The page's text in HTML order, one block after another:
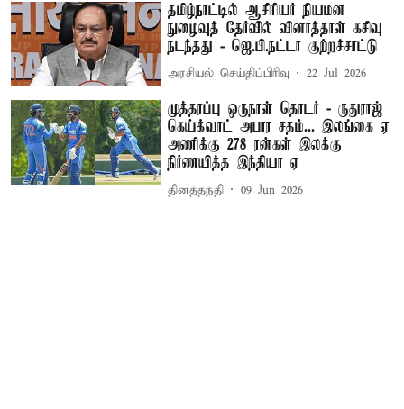
தமிழ்நாட்டில் ஆசிரியர் நியமன
நுழைவுத் தேர்வில் வினாத்தாள் கசிவு
நடந்தது - ஜெ.பி.நட்டா குற்றச்சாட்டு
அரசியல் செய்திப்பிரிவு 22 Jul 2026
முத்தரப்பு ஒருநாள் தொடர் - ருதுராஜ்
கெய்க்வாட் அபார சதம்... இலங்கை ஏ
அணிக்கு 278 ரன்கள் இலக்கு
நிர்ணயித்த இந்தியா ஏ
தினத்தந்தி 09 Jun 2026